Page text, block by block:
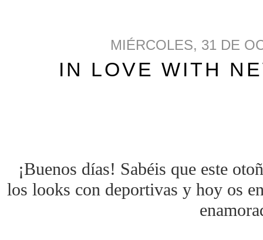
MIÉRCOLES, 31 DE
IN LOVE WITH
¡Buenos días! Sabéis que este
los looks con deportivas y hoy os